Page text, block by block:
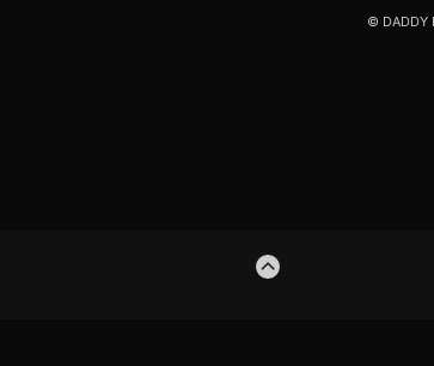
© DADDY
ZUM